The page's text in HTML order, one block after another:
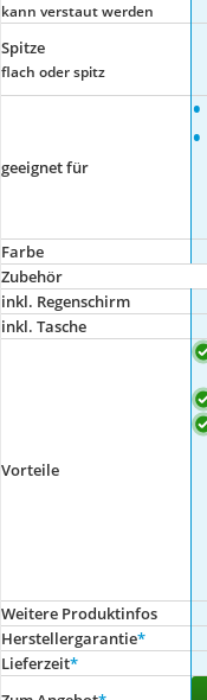
kann verstaut werden
Spitze
flach oder spitz
geeignet für
•
•
Farbe
Zubehör
inkl. Regenschirm
inkl. Tasche
Vorteile
Weitere Produktinfos
Herstellergarantie*
Lieferzeit*